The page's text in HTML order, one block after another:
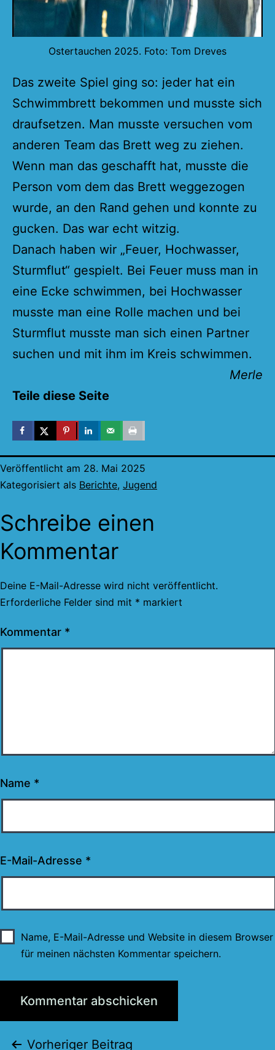
Ostertauchen 2025. Foto: Tom Dreves
Das zweite Spiel ging so: jeder hat ein
Schwimmbrett bekommen und musste sich
draufsetzen. Man musste versuchen vom
anderen Team das Brett weg zu ziehen.
Wenn man das geschafft hat, musste die
Person vom dem das Brett weggezogen
wurde, an den Rand gehen und konnte zu
gucken. Das war echt witzig.
Danach haben wir „Feuer, Hochwasser,
Sturmflut“ gespielt. Bei Feuer muss man in
eine Ecke schwimmen, bei Hochwasser
musste man eine Rolle machen und bei
Sturmflut musste man sich einen Partner
suchen und mit ihm im Kreis schwimmen.
Merle
Teile diese Seite
Veröffentlicht am 28. Mai 2025
Kategorisiert als Berichte, Jugend
Schreibe einen
Kommentar
Deine E-Mail-Adresse wird nicht veröffentlicht.
Erforderliche Felder sind mit * markiert
Kommentar *
Name *
E-Mail-Adresse *
Name, E-Mail-Adresse und Website in diesem Browser
für meinen nächsten Kommentar speichern.
Vorheriger Beitrag